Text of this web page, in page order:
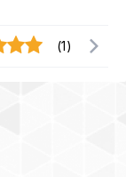
(1)